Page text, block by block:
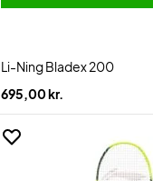
Li-Ning Bladex 200
695,00 kr.